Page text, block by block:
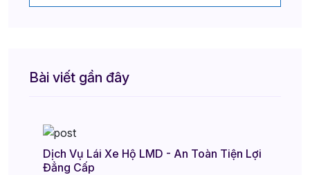
Bài viết gần đây
Dịch Vụ Lái Xe Hộ LMD - An Toàn Tiện Lợi
Đẳng Cấp